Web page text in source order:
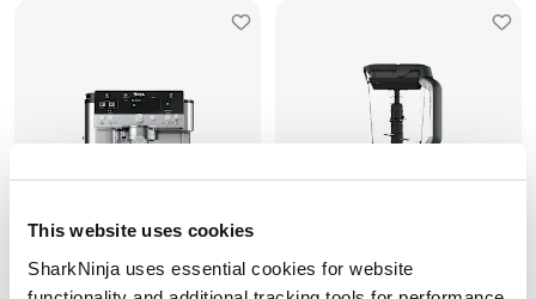
This website uses cookies
SharkNinja uses essential cookies for website